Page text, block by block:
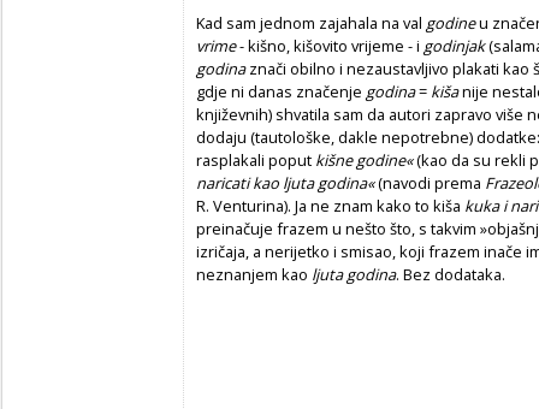
Kad sam jednom zajahala na val godineu
vrime- kišno, kišovito vrijeme - i godinjak
godinaznači obilno i nezaustavljivo plakati kao
gdje ni danas značenje godina= kišanije
književnih) shvatila sam da autori zapravo više
dodaju (tautološke, dakle nepotrebne)
rasplakali poput kišne godine«(kao da su rekli
naricati kao ljuta godina«(navodi prema
R. Venturina). Ja ne znam kako to kiša kuka i
preinačuje frazem u nešto što, s takvim
izričaja, a nerijetko i smisao, koji frazem inače
neznanjem kao ljuta godina. Bez dodataka.